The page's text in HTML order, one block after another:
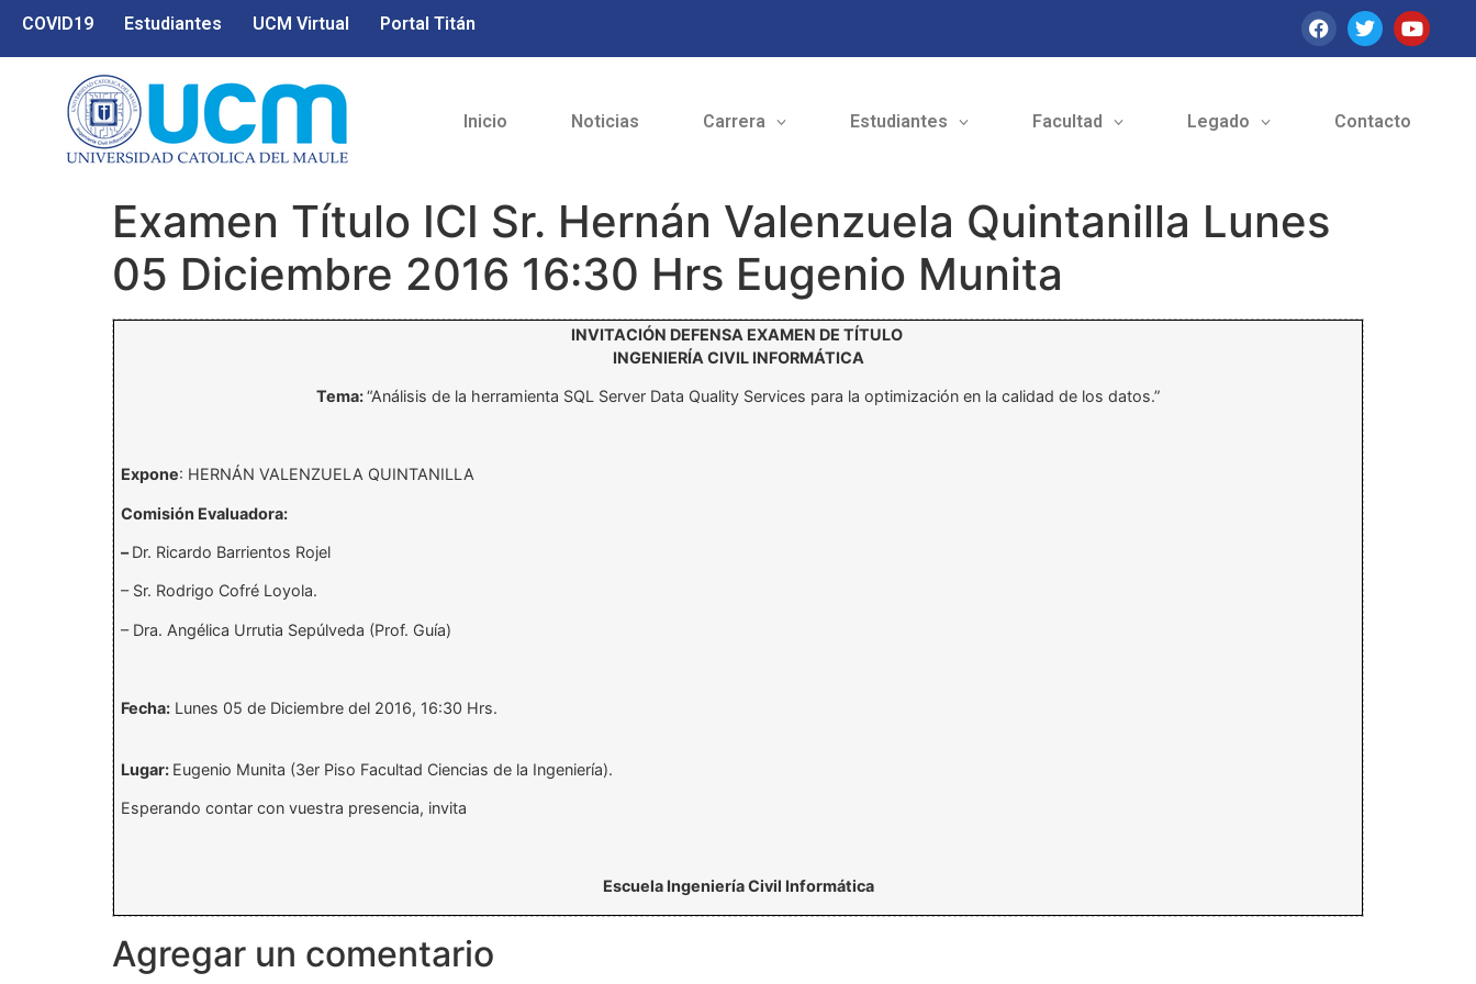
COVID19 Estudiantes UCM Virtual Portal Titán
Inicio Noticias Carrera Estudiantes Facultad Legado Contacto
Examen Título ICI Sr. Hernán Valenzuela Quintanilla Lunes
05 Diciembre 2016 16:30 Hrs Eugenio Munita
INVITACIÓN DEFENSA EXAMEN DE TÍTULO
INGENIERÍA CIVIL INFORMÁTICA
Tema:“Análisis de la herramienta SQL Server Data Quality Services para la optimización en la calidad de los datos.”
Expone: HERNÁN VALENZUELA QUINTANILLA
Comisión Evaluadora:
–Dr. Ricardo Barrientos Rojel
– Sr. Rodrigo Cofré Loyola.
– Dra. Angélica Urrutia Sepúlveda (Prof. Guía)
Fecha:Lunes 05 de Diciembre del 2016, 16:30 Hrs.
Lugar: Eugenio Munita (3er Piso Facultad Ciencias de la Ingeniería).
Esperando contar con vuestra presencia, invita
Escuela Ingeniería Civil Informática
Agregar un comentario